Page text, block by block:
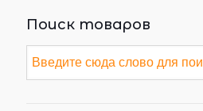
Поиск товаров